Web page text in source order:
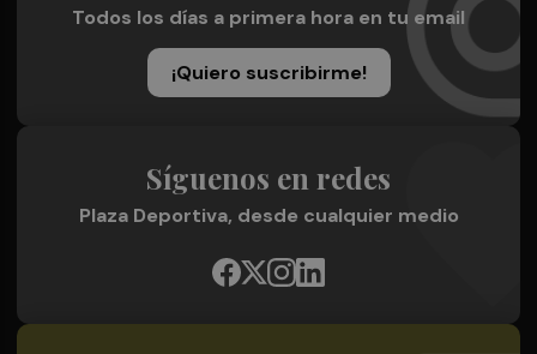
Todos los días a primera hora en tu email
¡Quiero suscribirme!
Síguenos en redes
Plaza Deportiva, desde cualquier medio